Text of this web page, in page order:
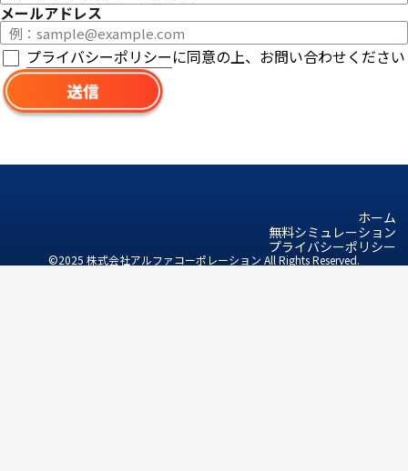
メールアドレス
プライバシーポリシーに同意の上、お問い合わせください
ホーム
無料シミュレーション
プライバシーポリシー
©2025 株式会社アルファコーポレーション All Rights Reserved.